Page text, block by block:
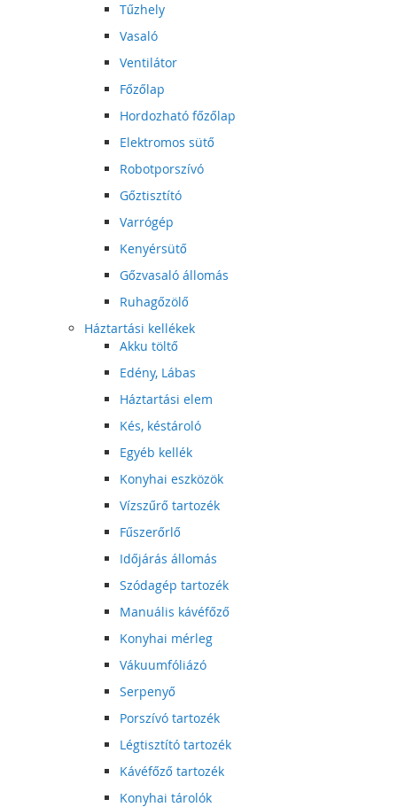
Tűzhely
Vasaló
Ventilátor
Főzőlap
Hordozható főzőlap
Elektromos sütő
Robotporszívó
Gőztisztító
Varrógép
Kenyérsütő
Gőzvasaló állomás
Ruhagőzölő
Háztartási kellékek
Akku töltő
Edény, Lábas
Háztartási elem
Kés, késtároló
Egyéb kellék
Konyhai eszközök
Vízszűrő tartozék
Fűszerőrlő
Időjárás állomás
Szódagép tartozék
Manuális kávéfőző
Konyhai mérleg
Vákuumfóliázó
Serpenyő
Porszívó tartozék
Légtisztító tartozék
Kávéfőző tartozék
Konyhai tárolók